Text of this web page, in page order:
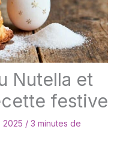
Nutella et
festive
2025 / 3 minutes de